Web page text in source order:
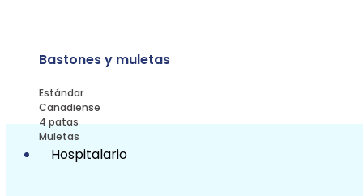
Bastones y muletas
Estándar
Canadiense
4 patas
Muletas
Hospitalario